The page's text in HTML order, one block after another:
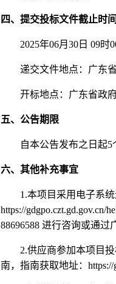
四、提交投标文件截止时
2025年06月 30日 09时
递交文件地点：广东
开标地点：广东省政
五、公告期限
自本公告发布之日起5
六、其他补充事宜
1.本项目采用电子系
https://gdgpo.czt.gd.gov.cn/
88696588 进行咨询或通过
2.供应商参加本项目
南，指南获取地址：